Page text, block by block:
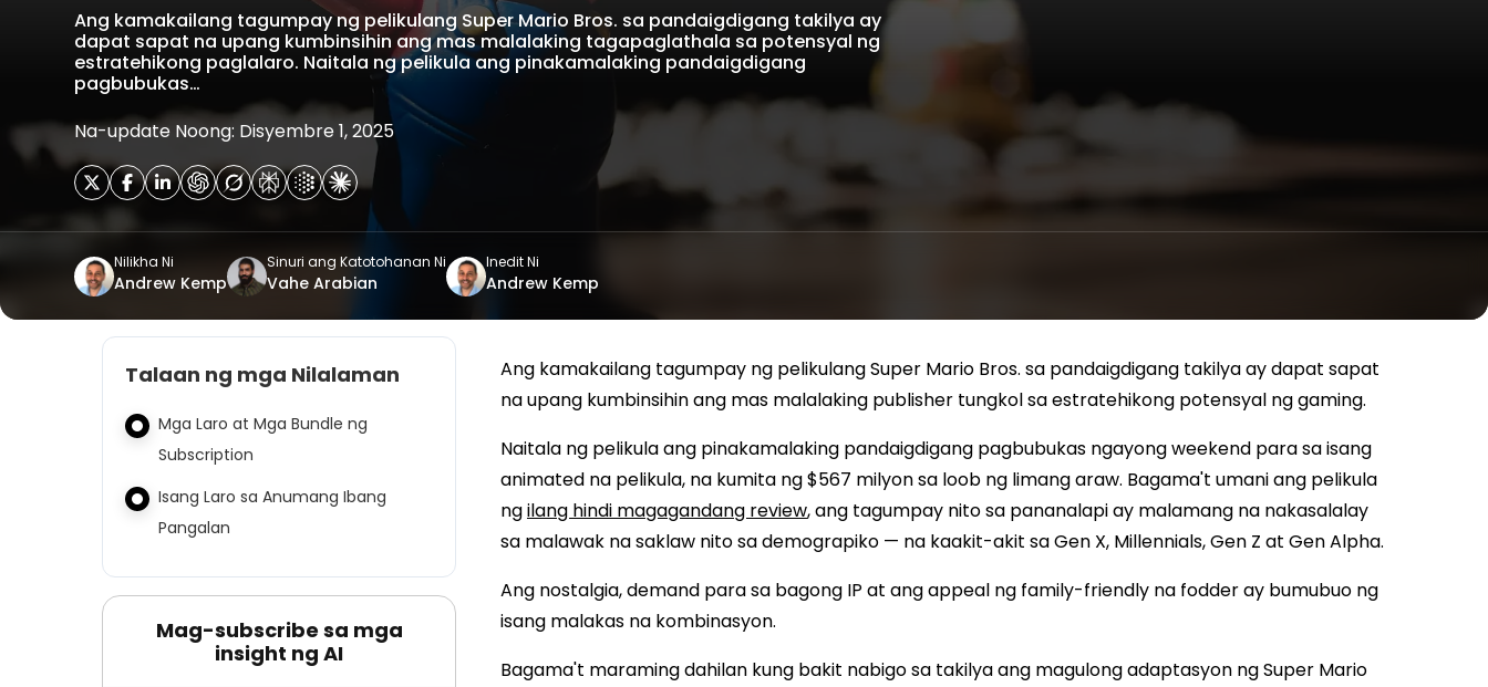
Ang kamakailang tagumpay ng pelikulang Super Mario Bros. sa pandaigdigang takilya ay
dapat sapat na upang kumbinsihin ang mas malalaking tagapaglathala sa potensyal ng
estratehikong paglalaro. Naitala ng pelikula ang pinakamalaking pandaigdigang
pagbubukas…
Na-update Noong: Disyembre 1, 2025
Nilikha Ni
Andrew Kemp
Sinuri ang Katotohanan Ni
Vahe Arabian
Inedit Ni
Andrew Kemp
Talaan ng mga Nilalaman
Mga Laro at Mga Bundle ng
Subscription
Isang Laro sa Anumang Ibang
Pangalan
Mag-subscribe sa mga
insight ng AI
Ang kamakailang tagumpay ng pelikulang Super Mario Bros. sa pandaigdigang takilya ay dapat sapat
na upang kumbinsihin ang mas malalaking publisher tungkol sa estratehikong potensyal ng gaming.
Naitala ng pelikula ang pinakamalaking pandaigdigang pagbubukas ngayong weekend para sa isang
animated na pelikula, na kumita ng $567 milyon sa loob ng limang araw. Bagama't umani ang pelikula
ngilang hindi magagandang review, ang tagumpay nito sa pananalapi ay malamang na nakasalalay
sa malawak na saklaw nito sa demograpiko — na kaakit-akit sa Gen X, Millennials, Gen Z at Gen Alpha.
Ang nostalgia, demand para sa bagong IP at ang appeal ng family-friendly na fodder ay bumubuo ng
isang malakas na kombinasyon.
Bagama't maraming dahilan kung bakit nabigo sa takilya ang magulong adaptasyon ng Super Mario